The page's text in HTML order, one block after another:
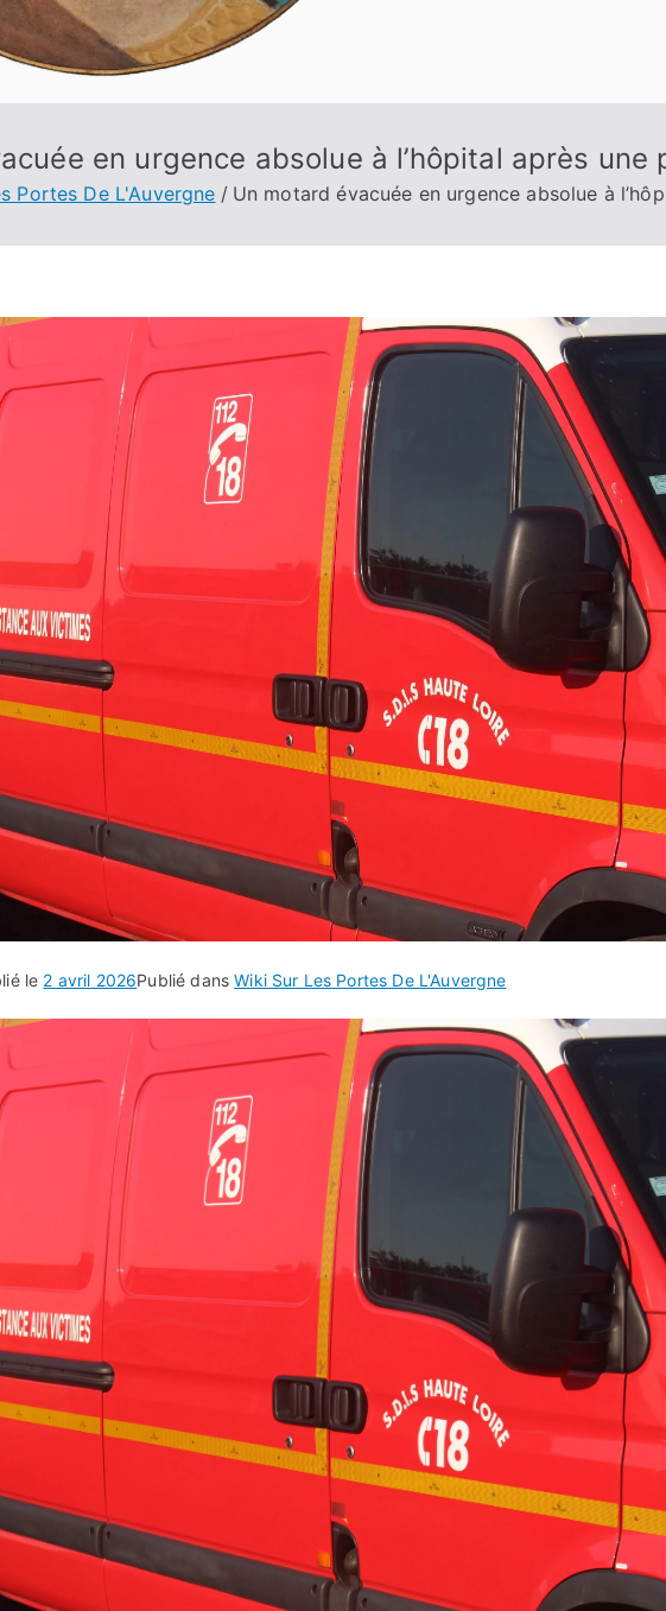
en urgence absolue à l’hôpital après
Portes De L'Auvergne Un motard évacuée en urgence absolue à
le 2 avril 2026Publié dansWiki Sur Les Portes De L'Auvergne